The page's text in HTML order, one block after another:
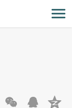
开